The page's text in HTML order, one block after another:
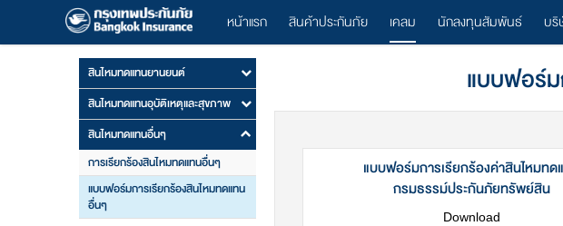
หน้าแรก สินค้าประกันภัย เคลม นักลงทุนสัมพันธ์ บริ
สินไหมทดแทนยานยนต์
สินไหมทดแทนอุบัติเหตุและสุขภาพ
สินไหมทดแทนอื่นๆ
การเรียกร้องสินไหมทดแทนอื่นๆ
แบบฟอร์มการเรียกร้องสินไหมทดแทน
อื่นๆ
แบบฟอร์
แบบฟอร์มการเรียกร้องค่าสินไหมทด
กรมธรรม์ประกันภัยทรัพย์สิน
Download